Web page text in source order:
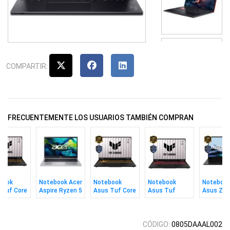
COMPARTIR:
FRECUENTEMENTE LOS USUARIOS TAMBIÉN COMPRAN
Core
1tb
Notebook Acer
Aspire Ryzen 5
16gb 512gb
Notebook
Asus Tuf Core
i7 16gb 512gb
Notebook
Asus Tuf
Ryzen 7 16gb
Notebook
Asus
Ryzen 7
CÓDIGO: 0805DAAAL002